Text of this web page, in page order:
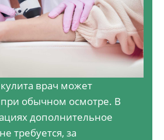
врач может
обычном осмотре. В
дополнительное
требуется, за